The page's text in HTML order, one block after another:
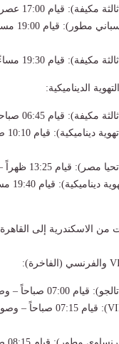
الديناميكية:
من الاسكندرية إلى القاهرة